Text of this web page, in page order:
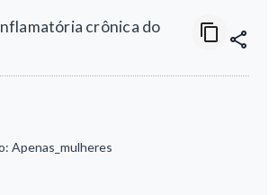
crônica do
Apenas_mulheres